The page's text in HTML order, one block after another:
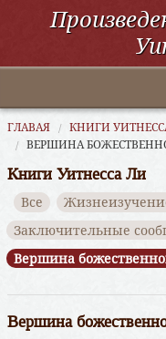
Главная
По алфавиту
По категориям
По авторам
ССУО
ГЛАВАЯ
КНИГИ
ВЕРШИНА
Книги Уитнесса Ли
Все
Заключительные
Вершина
Вершина